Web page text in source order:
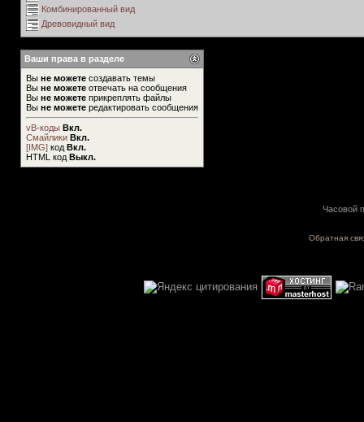
Комбинированный вид
Древовидный вид
Ваши права в разделе
Вы не можете создавать темы
Вы не можете отвечать на сообщения
Вы не можете прикреплять файлы
Вы не можете редактировать сообщения
vB-коды Вкл.
Смайлики Вкл.
[IMG] код Вкл.
HTML код Выкл.
Часовой
Обратная